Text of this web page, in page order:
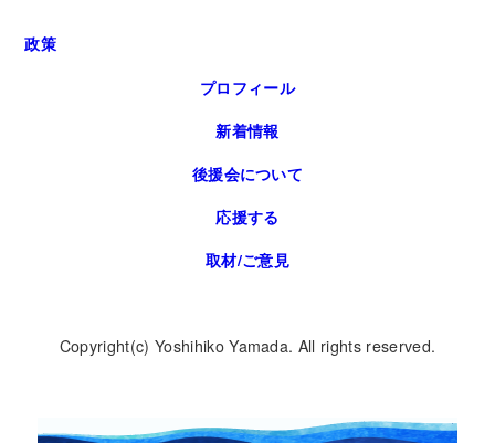
政策
プロフィール
新着情報
後援会について
応援する
取材/ご意見
Copyright(c) Yoshihiko Yamada. All rights reserved.